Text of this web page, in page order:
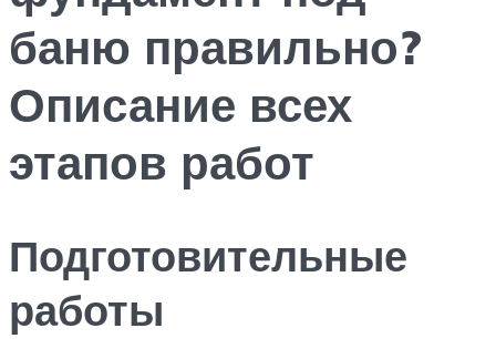
баню правильно?
Описание всех
этапов работ
Подготовительные
работы